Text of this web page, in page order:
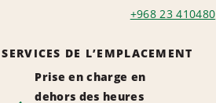
+968 23 410480
SERVICES DE L’EMPLACEMENT
Prise en charge en
dehors des heures